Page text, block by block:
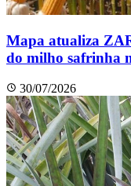
Mapa atualiza
do milho safrinha
30/07/2026